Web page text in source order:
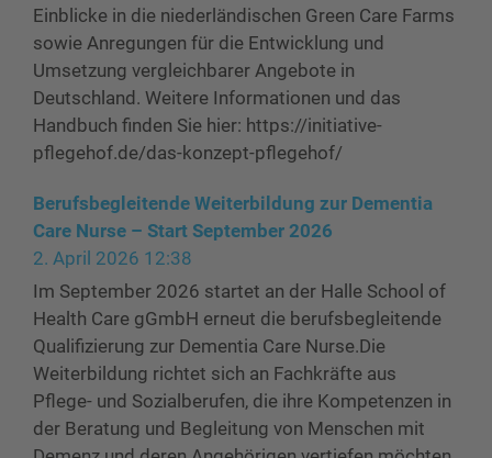
Einblicke in die niederländischen Green Care Farms
sowie Anregungen für die Entwicklung und
Umsetzung vergleichbarer Angebote in
Deutschland. Weitere Informationen und das
Handbuch finden Sie hier: https://initiative-
pflegehof.de/das-konzept-pflegehof/
Berufsbegleitende Weiterbildung zur Dementia
Care Nurse – Start September 2026
2. April 2026 12:38
Im September 2026 startet an der Halle School of
Health Care gGmbH erneut die berufsbegleitende
Qualifizierung zur Dementia Care Nurse.Die
Weiterbildung richtet sich an Fachkräfte aus
Pflege- und Sozialberufen, die ihre Kompetenzen in
der Beratung und Begleitung von Menschen mit